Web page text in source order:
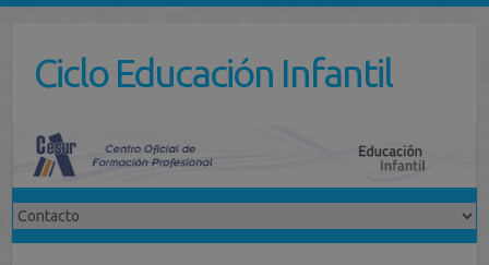
contenidoCiclo Educación Infantil